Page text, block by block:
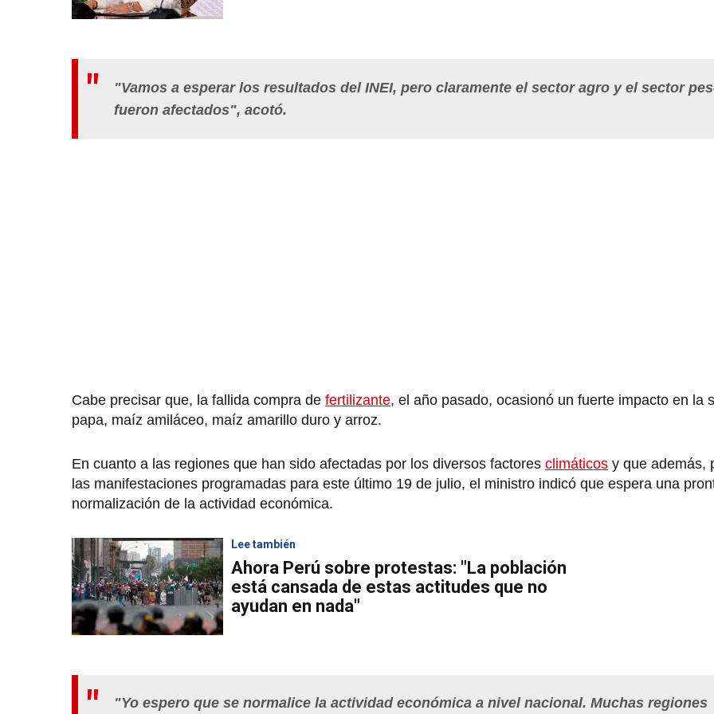
"Vamos a esperar los resultados del INEI, pero claramente el sector agro y el sector
fueron afectados", acotó.
Cabe precisar que, la fallida compra de fertilizante, el año pasado, ocasionó un fuerte impacto en la
papa, maíz amiláceo, maíz amarillo duro y arroz.
En cuanto a las regiones que han sido afectadas por los diversos factores climáticos y que además,
las manifestaciones programadas para este último 19 de julio, el ministro indicó que espera una
normalización de la actividad económica.
Lee también
Ahora Perú sobre protestas: "La población
está cansada de estas actitudes que no
ayudan en nada"
"Yo espero que se normalice la actividad económica a nivel nacional. Muchas regiones